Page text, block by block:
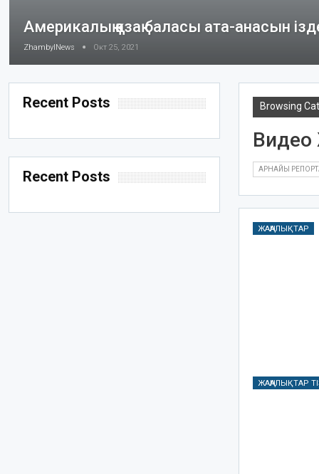
Америкалық қазақ баласы ата-анасын
ZhambylNews Окт 25, 2021
Browsing
Видео
АРНАЙЫ
ЖАҢАЛЫҚТАР
ЖАҢАЛЫҚТАР
Recent Posts
Recent Posts